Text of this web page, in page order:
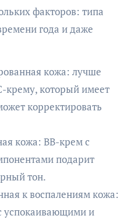
факторов: типа
года и даже
кожа: лучше
крему, который имеет
корректировать
кожа: BB-крем с
подарит
тон.
к воспалениям кожа:
успокаивающими и